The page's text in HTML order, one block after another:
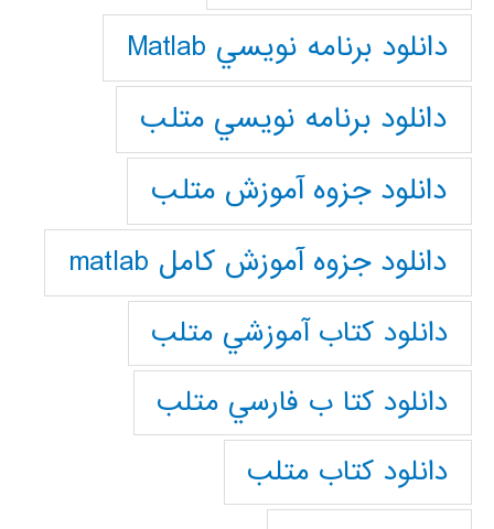
دانلود برنامه نويسي Matlab
دانلود برنامه نويسي متلب
دانلود جزوه آموزش متلب
دانلود جزوه آموزش کامل matlab
دانلود كتاب آموزشي متلب
دانلود كتا ب فارسي متلب
دانلود كتاب متلب